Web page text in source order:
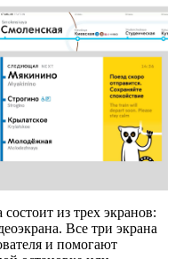
из трех экранов:
Все три экрана
и помогают